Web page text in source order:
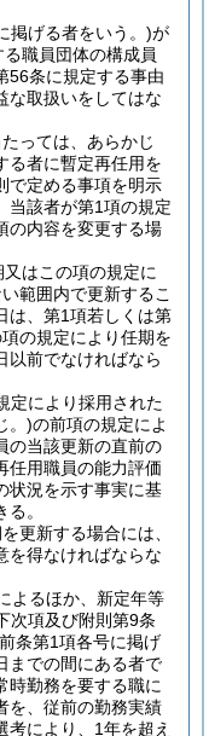
掲げる者をいう。)が
職員団体の構成員
56条に規定する事由
な取扱いをしてはな
っては、あらかじ
る者に暫定再任用を
で定める事項を明示
当該者が第1項の規定
の内容を変更する場
はこの項の規定に
範囲内で更新するこ
は、第1項若しくは第
の規定により任期を
以前でなければなら
定により採用された
。)の前項の規定によ
の当該更新の直前の
任用職員の能力評価
状況を示す事実に基
。
更新する場合には、
を得なければならな
よるほか、新定年等
次項及び附則第9条
条第1項各号に掲げ
までの間にある者で
時勤務を要する職に
を、従前の勤務実績
考により、1年を超え